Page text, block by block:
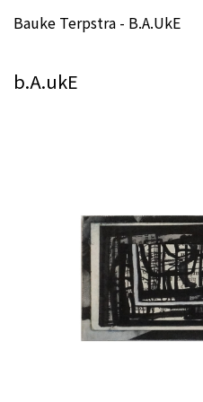
Bauke Terpstra - B.A.ukE
b.A.ukE